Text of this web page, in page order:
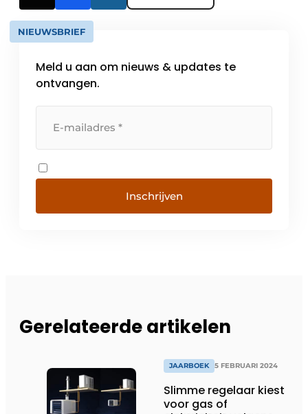
NIEUWSBRIEF
Meld u aan om nieuws & updates te
ontvangen.
Inschrijven
Gerelateerde artikelen
JAARBOEK 5 FEBRUARI 2024
Slimme regelaar kiest
voor gas of